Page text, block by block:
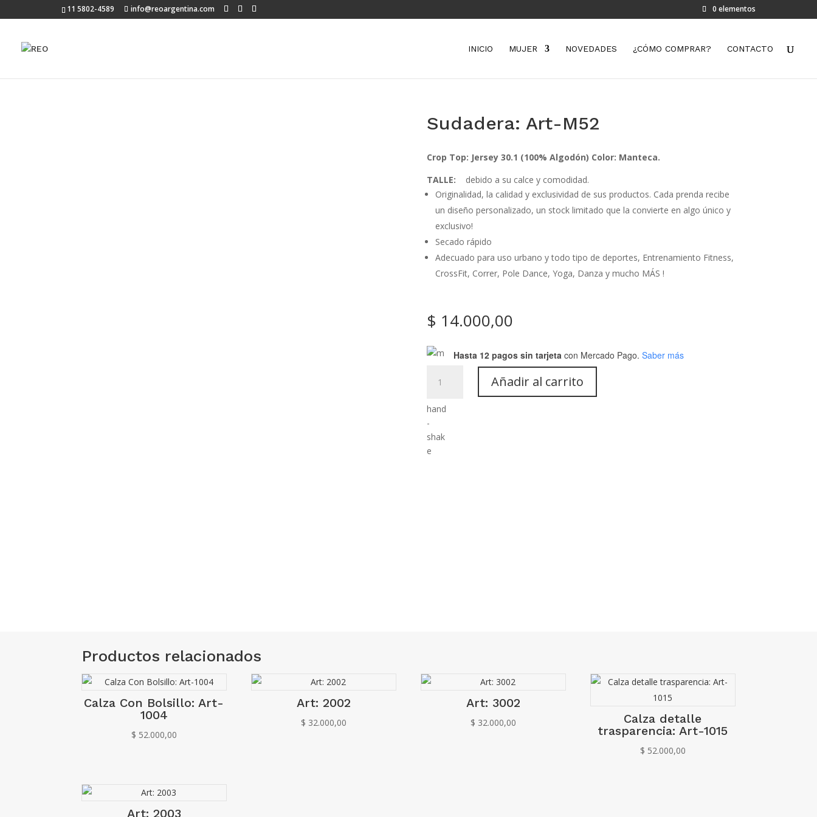
11 5802-4589 info@reoargentina.com 0 elementos
INICIO MUJER NOVEDADES ¿CÓMO COMPRAR? CONTACTO
Sudadera: Art-M52
Crop Top: Jersey 30.1 (100% Algodón) Color: Manteca.
TALLE:
debido a su calce y comodidad.
Originalidad, la calidad y exclusividad de sus productos. Cada prenda recibe
un diseño personalizado, un stock limitado que la convierte en algo único y
exclusivo!
Secado rápido
Adecuado para uso urbano y todo tipo de deportes, Entrenamiento Fitness,
CrossFit, Correr, Pole Dance, Yoga, Danza y mucho MÁS !
$ 14.000,00
Hasta 12 pagos sin tarjetacon Mercado Pago. Saber más
Art-
cantidad
Añadir al carrito
Productos relacionados
Calza Con Bolsillo: Art-
1004
$ 52.000,00
Art: 2002
$ 32.000,00
Art: 3002
$ 32.000,00
Calza detalle
trasparencia: Art-1015
$ 52.000,00
Art: 2003